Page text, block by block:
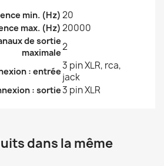
min. (Hz) 20
max. (Hz) 20000
de sortie
maximale2
: entrée3 pin XLR, rca,
jack
: sortie3 pin XLR
dans la même